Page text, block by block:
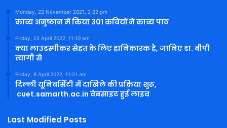
Monday, 22 November 2021, 2:22 pm
काव्य अनुष्ठान में किया 301 कवियों ने काव्य पाठ
Friday, 22 April 2022, 11:10 am
क्या लाउडस्पीकर सेहत के लिए हानिकारक है, जानिए डा. बीपी
त्यागी से
Friday, 8 April 2022, 11:21 am
दिल्ली यूनिवर्सिटी में दाखिले की प्रक्रिया शुरू,
cuet.samarth.ac.in वेबसाइट हुई लाइव
Last Modified Posts